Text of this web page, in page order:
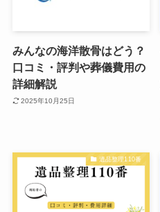
みんなの海洋散骨はどう？
口コミ・評判や葬儀費用の
詳細解説
2025年10月25日
遺品整理110番